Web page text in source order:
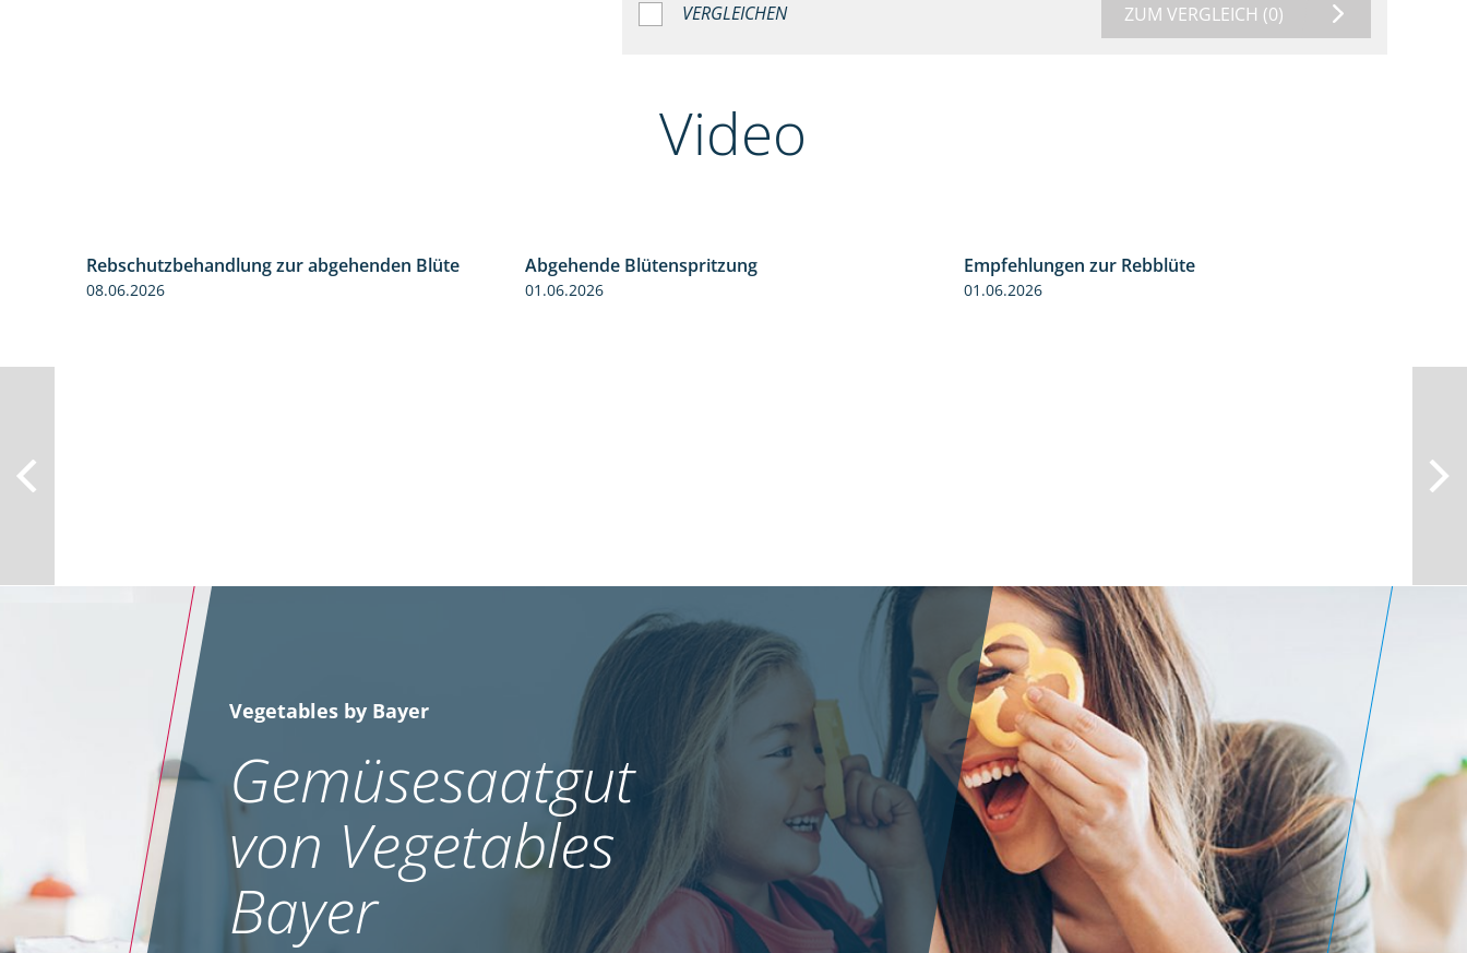
VERGLEICHEN ZUM VERGLEICH (0)
Video
Rebschutzbehandlung zur abgehenden Blüte
08.06.2026
Abgehende Blütenspritzung
01.06.2026
Empfehlungen zur Rebblüte
01.06.2026
Vegetables by Bayer
Gemüsesaatgut
von Vegetables
Bayer